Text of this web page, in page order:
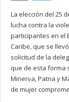
La elección del 25
lucha contra la
participantes en el
Caribe, que se
solicitud de la
que de esta forma
Minerva, Patria y
de mujer